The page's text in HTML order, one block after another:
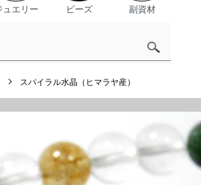
ュエリー ビーズ 副資材
スパイラル水晶（ヒマラヤ産）